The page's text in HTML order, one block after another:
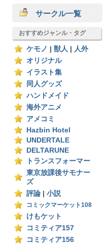
サークル一覧
おすすめジャンル・タグ
ケモノ 獣人
人外
オリジナル
イラスト集
同人グッズ
ハンドメイド
海外アニメ
アメコミ
Hazbin Hotel
UNDERTALE
DELTARUNE
トランスフォーマー
東京放課後サモナー
ズ
評論
小説
コミックマーケット108
けもケット
コミティア157
コミティア156